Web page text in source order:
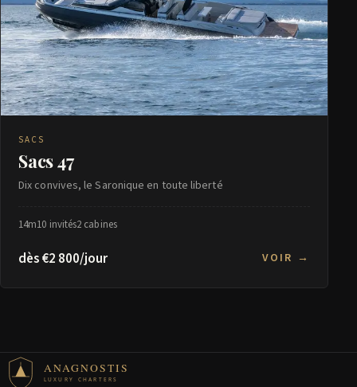
SACS
Sacs 47
Dix convives, le Saronique en toute liberté
14m10 invités2 cabines
dès €2 800/jour VOIR →
ANAGNOSTIS
LUXURY CHARTERS